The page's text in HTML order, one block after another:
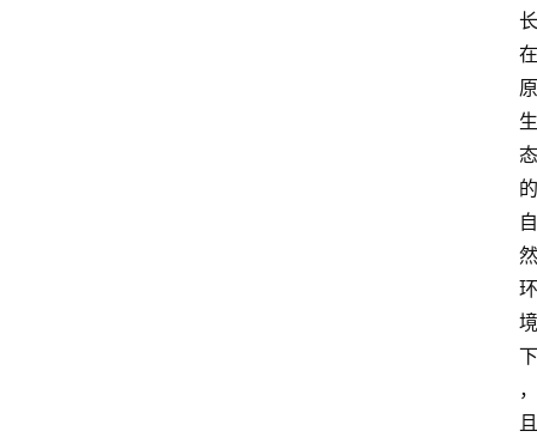
长
在
原
生
态
的
自
然
环
境
下
，
且